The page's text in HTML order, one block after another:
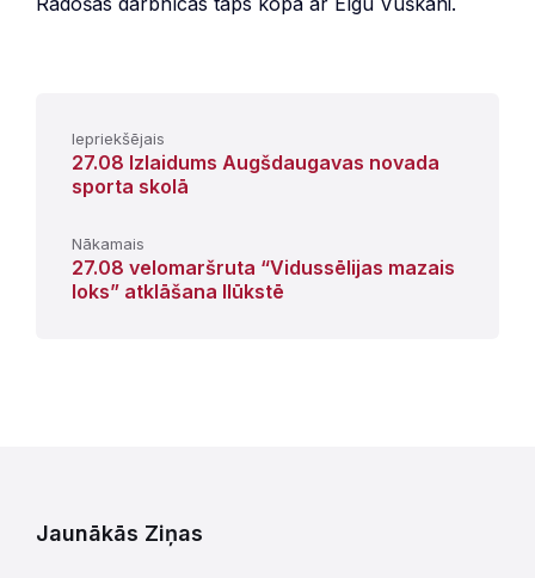
Iepriekšējais
27.08 Izlaidums Augšdaugavas novada
sporta skolā
Nākamais
27.08 velomaršruta “Vidussēlijas mazais
loks” atklāšana Ilūkstē
Jaunākās Ziņas